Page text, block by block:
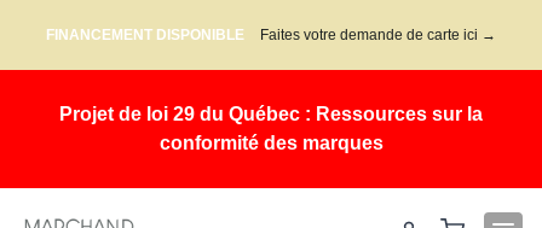
FINANCEMENT DISPONIBLE Faites votre demande de carte ici →
Projet de loi 29 du Québec : Ressources sur la
conformité des marques